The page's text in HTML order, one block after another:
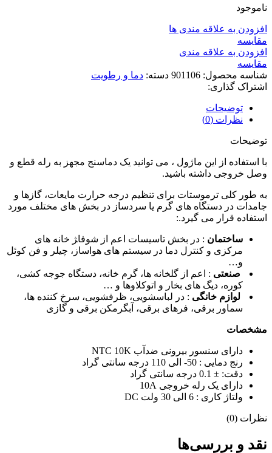
ناموجود
افزودن به علاقه مندی ها
مقايسه
افزودن به علاقه مندی
مقایسه
شناسه محصول: 901106 دسته: دما و رطویت
اشتراک گذاری:
توضیحات
نظرات (0)
توضیحات
با استفاده از این ماژول ، می توانید یک دماسنج مجهز به رله قطع و
وصل خروجی داشته باشید.
به طور کلی ترموستات برای تنظیم درجه حرارت مایعات، گازها و
جامدات در دستگاه های گرم یا سردساز در بخش های مختلف مورد
استفاده قرار می گیرد.:
ساختمان : در بخش تاسیسات اعم از شوفا‍‍‍ژ خانه های
مرکزی و کنترل دما در سیستم های هواساز، چیلر و فن کوئل
و…
صنعتی : اعم از گلخانه ها، گرم خانه، دستگاه جوجه کشی،
کوره، دیگ های بخار و اتوکلاوها و …
لوازم خانگی : در لباسشویی، ظرفشویی، سرخ کننده ها،
سماور برقی، فرهای برقی، آبگرمکن برقی و گازی
مشخصات
دارای سنسور بیرونی ضدآب NTC 10K
رنج دمایی : 50- الی 110 درجه سانتی گراد
دقت: ± 0.1 درجه سانتی گراد
دارای یک رله خروجی 10A
ولتاژ کاری : 6 الی 30 ولت DC
نظرات (0)
نقد و بررسی‌ها